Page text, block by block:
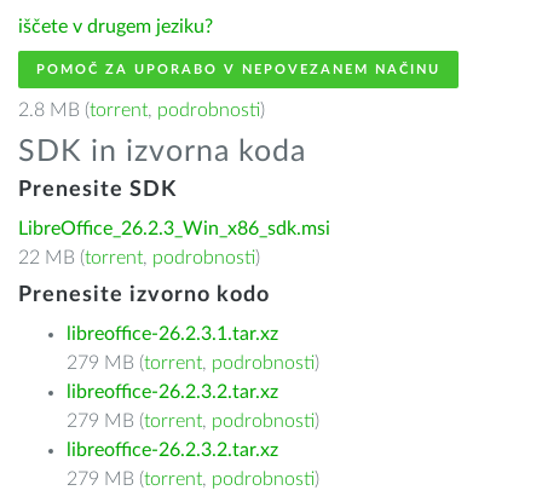
iščete v drugem jeziku?
POMOČ ZA UPORABO V NEPOVEZANEM NAČINU
2.8 MB (torrent, podrobnosti)
SDK in izvorna koda
Prenesite SDK
LibreOffice_26.2.3_Win_x86_sdk.msi
22 MB (torrent, podrobnosti)
Prenesite izvorno kodo
libreoffice-26.2.3.1.tar.xz
279 MB (torrent, podrobnosti)
libreoffice-26.2.3.2.tar.xz
279 MB (torrent, podrobnosti)
libreoffice-26.2.3.2.tar.xz
279 MB (torrent, podrobnosti)